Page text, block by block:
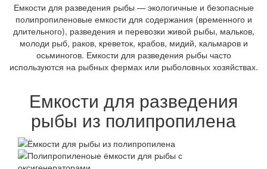
Емкости для разведения рыбы — экологичные и безопасные
полипропиленовые емкости для содержания (временного и
длительного), разведения и перевозки живой рыбы, мальков,
молоди рыб, раков, креветок, крабов, мидий, кальмаров и
осьминогов. Емкости для разведения рыбы часто
используются на рыбных фермах или рыболовных хозяйствах.
Емкости для разведения
рыбы из полипропилена